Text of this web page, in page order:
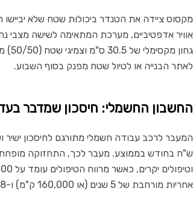
אוויר אדפטיביים, מערכת המתאימה לשישה מצבי
לאתר הבנייה או לטיול שטח מפנק בסוף השבוע.
החשבון החשמלי: חיסכון שמדבר
ש"ח בחודש בממוצע. מעבר לכך, התחזוקה
אחריות מורחבת של 5 שנים (או 160,000 ק"מ) ו-8 שנות אחריות לסוללה (או 200,000 ק"מ).